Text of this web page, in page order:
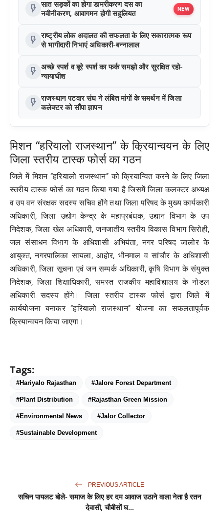
flash_on सात सड़कों का होगा डामरीकरण दस का
नवीनीकरण, आवागमन होगी सहूलियत
NEW
flash_on राष्ट्रीय लोक अदालत की सफलता के लिए सकारात्मक रूप
से भागीदारी निभाएं अधिकारी-बन्नालाल
flash_on अच्छे स्पर्श व बूरे स्पर्श का फर्क समझो और सुरक्षित रहो-
न्यायाधीश
flash_on राजस्थान पटवार संघ ने लंबित मांगों के समर्थन में जिला
कलेक्टर को सौंपा ज्ञापन
मिशन ‘‘हरियालो राजस्थान’’ के क्रियान्वयन के लिए
जिला स्तरीय टास्क फोर्स का गठन
जिले में मिशन ‘‘हरियालो राजस्थान’’ को क्रियान्वित करने के लिए जिला
स्तरीय टास्क फोर्स का गठन किया गया है जिसमें जिला कलक्टर अध्यक्ष
व उप वन संरक्षक सदस्य सचिव होंगे तथा जिला परिषद के मुख्य कार्यकारी
अधिकारी, जिला उद्योग केन्द्र के महाप्रबंधक, उद्यान विभाग के उप
निदेशक, जिला खेल अधिकारी, जनजातीय स्तरीय विकास विभाग सिरोही,
जल संसाधन विभाग के अधिशासी अभियंता, नगर परिषद जालोर के
आयुक्त, नगरपालिका सायला, आहोर, भीनमाल व सांचौर के अधिशासी
अधिकारी, जिला सूचना एवं जन सम्पर्क अधिकारी, कृषि विभाग के संयुक्त
निदेशक, जिला शिक्षाधिकारी, समस्त राजकीय महाविद्यालय के नोडल
अधिकारी सदस्य होंगे। जिला स्तरीय टास्क फोर्स द्वारा जिले में
कार्ययोजना बनाकर ‘‘हरियालो राजस्थान’’ योजना का सफलतापूर्वक
क्रियान्वयन किया जाएगा।
Tags:
#Hariyalo Rajasthan #Jalore Forest Department
#Plant Distribution #Rajasthan Green Mission
#Environmental News #Jalor Collector
#Sustainable Development
PREVIOUS ARTICLE
सचिन पायलट बोले- समाज के लिए हर दम आवाज उठाने वाला नेता है रतन
देवासी, चौबीसों घ...